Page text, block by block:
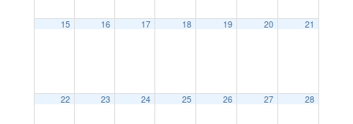
15 16 17 18 19 20 21
22 23 24 25 26 27 28